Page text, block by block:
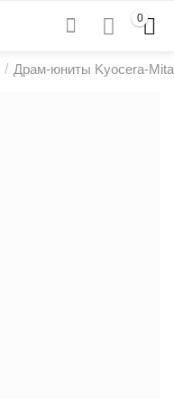
0
/ Драм-юниты Kyocera-Mita